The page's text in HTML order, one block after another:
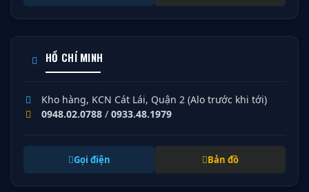
HỒ CHÍ MINH
Kho hàng, KCN Cát Lái, Quận 2 (Alo trước khi tới)
0948.02.0788 / 0933.48.1979
Gọi điện Bản đồ